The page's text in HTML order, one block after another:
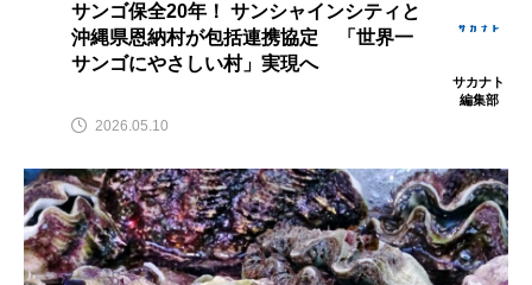
クロスジギンポ クロソイ クロダイ
グラミー
ケープペンギン ゲンゴロウ コイ
コウテイペンギン コオイムシ
サンゴ保全20年！ サンシャインシティと
沖縄県恩納村が包括連携協定 「世界一
サンゴにやさしい村」実現へ
サカナト
編集部
2026.05.10